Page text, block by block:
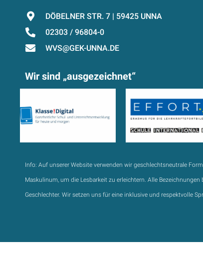
DÖBELNER STR. 7 | 59425 UNNA
02303 / 96804-0
WVS@GEK-UNNA.DE
Wir sind „ausgezeichnet“
Info: Auf unserer Website verwenden wir geschlechtsneutrale
Maskulinum, um die Lesbarkeit zu erleichtern. Alle
Geschlechter. Wir setzen uns für eine inklusive und respektvolle